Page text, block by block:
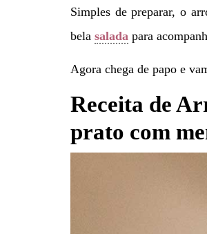
Simples de preparar, o
bela salada para
Agora chega de papo e
Receita de
prato com